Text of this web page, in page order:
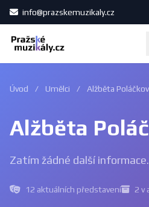
info@prazskemuzikaly.cz
Úvod / Umělci / Alžběta
Alžběta
Zatím žádné další
12 aktuálních představení 2 v